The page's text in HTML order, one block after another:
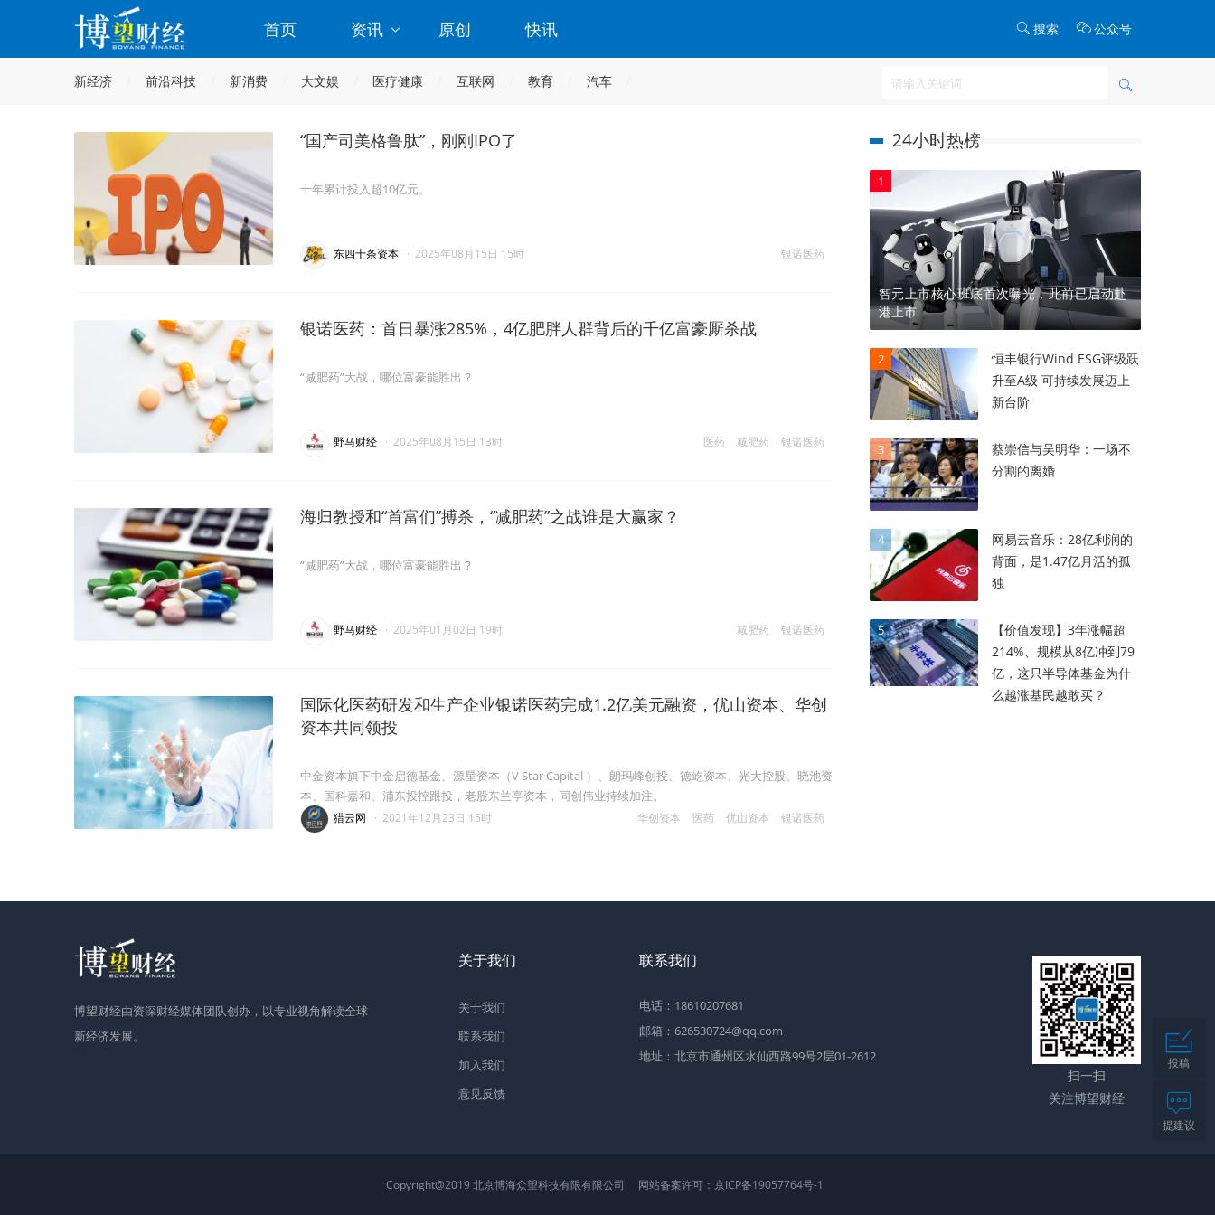
首页 资讯 原创 快讯 搜索 公众号
新经济 前沿科技 新消费 大文娱 医疗健康 互联网 教育 汽车
“国产司美格鲁肽”，刚刚IPO了
十年累计投入超10亿元。
银诺医药
东四十条资本 · 2025年08月15日 15时
银诺医药：首日暴涨285%，4亿肥胖人群背后的千亿富豪厮杀战
“减肥药”大战，哪位富豪能胜出？
医药 减肥药 银诺医药
野马财经 · 2025年08月15日 13时
海归教授和“首富们”搏杀，“减肥药”之战谁是大赢家？
“减肥药”大战，哪位富豪能胜出？
减肥药 银诺医药
野马财经 · 2025年01月02日 19时
国际化医药研发和生产企业银诺医药完成1.2亿美元融资，优山资本、华创
资本共同领投
中金资本旗下中金启德基金、源星资本（V Star Capital ）、朗玛峰创投、德屹资本、光大控股、晓池资
本、国科嘉和、浦东投控跟投，老股东兰亭资本，同创伟业持续加注。
华创资本 医药 优山资本 银诺医药
猎云网 · 2021年12月23日 15时
24小时热榜
1
智元上市核心班底首次曝光，此前已启动赴
港上市
2
恒丰银行Wind ESG评级跃
升至A级 可持续发展迈上
新台阶
3
蔡崇信与吴明华：一场不
分割的离婚
4
网易云音乐：28亿利润的
背面，是1.47亿月活的孤
独
5
【价值发现】3年涨幅超
214%、规模从8亿冲到79
亿，这只半导体基金为什
么越涨基民越敢买？
博望财经由资深财经媒体团队创办，以专业视角解读全球
新经济发展。
关于我们
关于我们
联系我们
加入我们
意见反馈
联系我们
电话：18610207681
邮箱：626530724@qq.com
地址：北京市通州区水仙西路99号2层01-2612
扫一扫
关注博望财经
Copyright@2019 北京博海众望科技有限有限公司 网站备案许可： 京ICP备19057764号-1
投稿
提建议